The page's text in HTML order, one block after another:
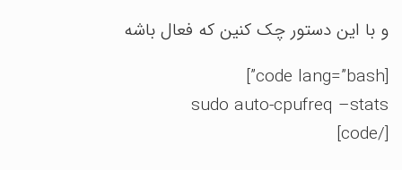
و با این دستور چک کنین که فعال باشه
[code lang=”bash”]
sudo auto-cpufreq –stats
[/code]